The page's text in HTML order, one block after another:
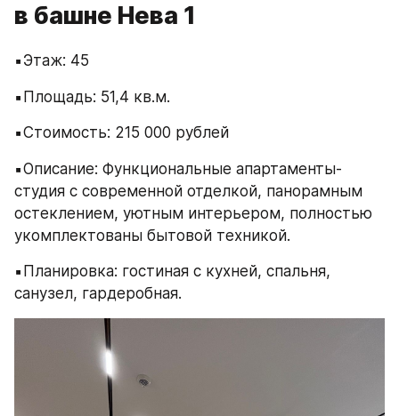
в башне Нева 1
▪️Этаж: 45
▪️Площадь: 51,4 кв.м.
▪️Стоимость: 215 000 рублей
▪️Описание: Функциональные апартаменты-
студия с современной отделкой, панорамным
остеклением, уютным интерьером, полностью
укомплектованы бытовой техникой.
▪️Планировка: гостиная с кухней, спальня,
санузел, гардеробная.